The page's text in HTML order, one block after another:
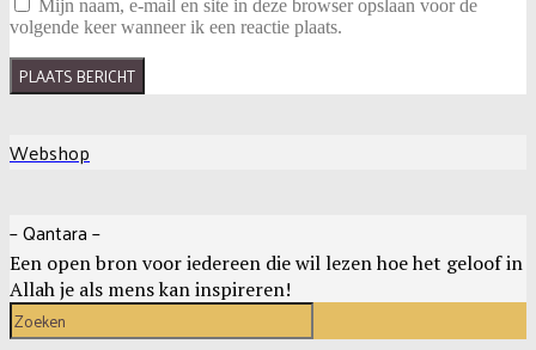
Mijn naam, e-mail en site in deze browser opslaan voor de
volgende keer wanneer ik een reactie plaats.
Webshop
– Qantara –
Een open bron voor iedereen die wil lezen hoe het geloof in
Allah je als mens kan inspireren!